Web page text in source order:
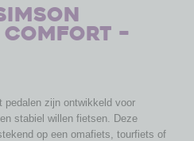
–
pedalen zijn ontwikkeld voor
stabiel willen fietsen. Deze
op een omafiets, tourfiets of